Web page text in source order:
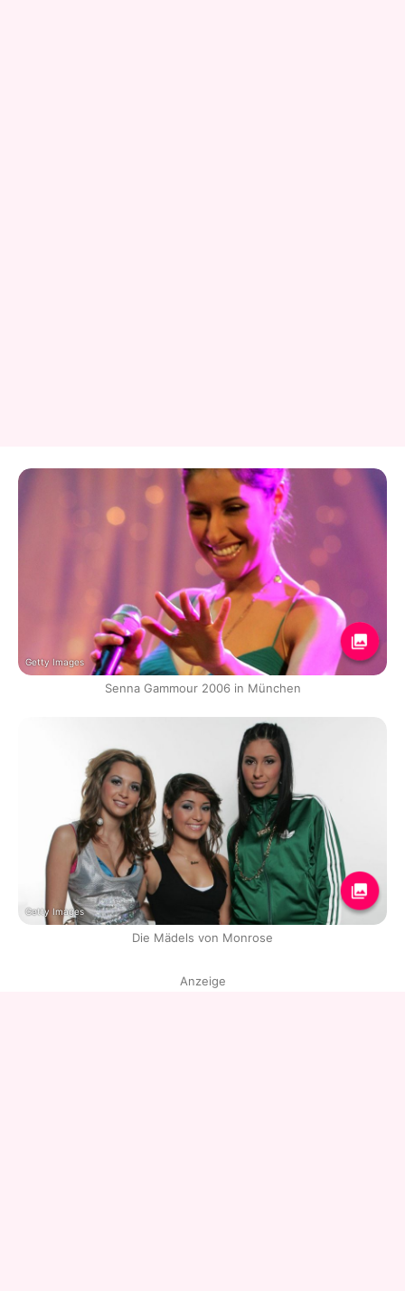
Getty Images
Senna Gammour 2006 in München
Getty Images
Die Mädels von Monrose
Anzeige